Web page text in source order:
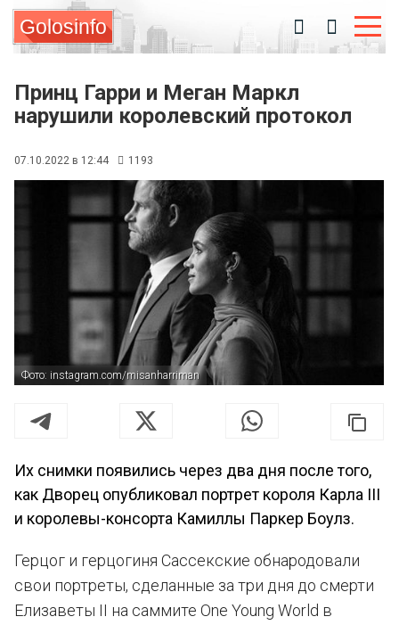
Golosinfo
Принц Гарри и Меган Маркл
нарушили королевский протокол
07.10.2022 в 12:44 1193
Фото: instagram.com/misanharriman
Их снимки появились через два дня после того,
как Дворец опубликовал портрет короля Карла III
и королевы-консорта Камиллы Паркер Боулз.
Герцог и герцогиня Сассекские обнародовали
свои портреты, сделанные за три дня до смерти
Елизаветы II на саммите One Young World в